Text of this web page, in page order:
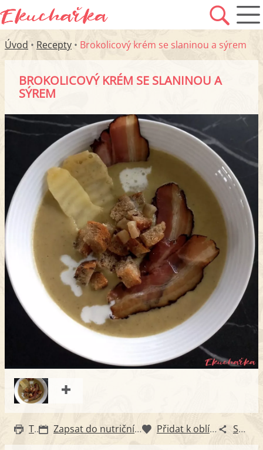
Úvod • Recepty • Brokolicový krém se slaninou a sýrem
BROKOLICOVÝ KRÉM SE SLANINOU A
SÝREM
Tisk Zapsat do nutričního diáře Přidat k oblíbeným Sdílet